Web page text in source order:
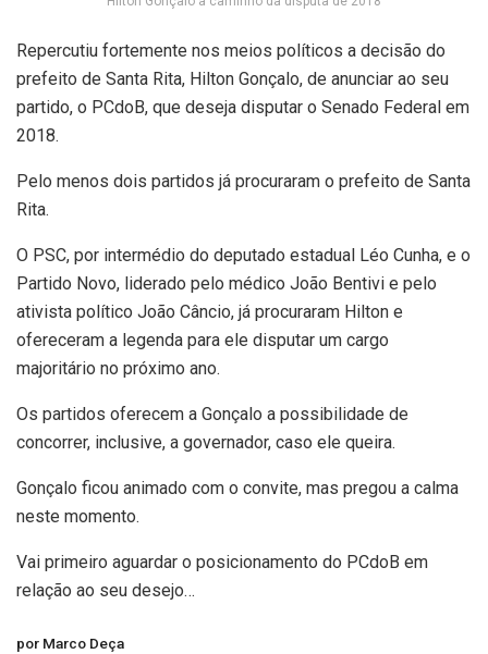
Repercutiu fortemente nos meios políticos a decisão do
prefeito de Santa Rita, Hilton Gonçalo, de anunciar ao seu
partido, o PCdoB, que deseja disputar o Senado Federal em
2018.
Pelo menos dois partidos já procuraram o prefeito de Santa
Rita.
O PSC, por intermédio do deputado estadual Léo Cunha, e o
Partido Novo, liderado pelo médico João Bentivi e pelo
ativista político João Câncio, já procuraram Hilton e
ofereceram a legenda para ele disputar um cargo
majoritário no próximo ano.
Os partidos oferecem a Gonçalo a possibilidade de
concorrer, inclusive, a governador, caso ele queira.
Gonçalo ficou animado com o convite, mas pregou a calma
neste momento.
Vai primeiro aguardar o posicionamento do PCdoB em
relação ao seu desejo…
por Marco Deça